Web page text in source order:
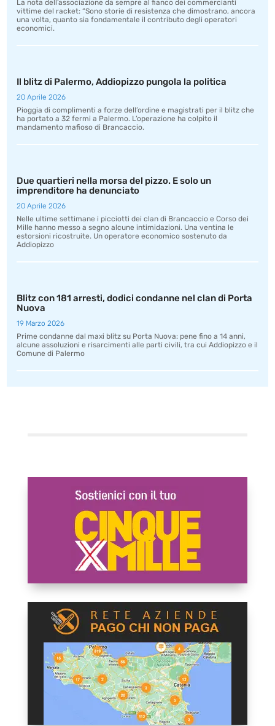
La nota dell’associazione da sempre al fianco dei commercianti
vittime del racket: “Sono storie di resistenza che dimostrano, ancora
una volta, quanto sia fondamentale il contributo degli operatori
economici.
Il blitz di Palermo, Addiopizzo pungola la politica
20 Aprile 2026
Pioggia di complimenti a forze dell’ordine e magistrati per il blitz che
ha portato a 32 fermi a Palermo. L’operazione ha colpito il
mandamento mafioso di Brancaccio.
Due quartieri nella morsa del pizzo. E solo un
imprenditore ha denunciato
20 Aprile 2026
Nelle ultime settimane i picciotti dei clan di Brancaccio e Corso dei
Mille hanno messo a segno alcune intimidazioni. Una ventina le
estorsioni ricostruite. Un operatore economico sostenuto da
Addiopizzo
Blitz con 181 arresti, dodici condanne nel clan di Porta
Nuova
19 Marzo 2026
Prime condanne dal maxi blitz su Porta Nuova: pene fino a 14 anni,
alcune assoluzioni e risarcimenti alle parti civili, tra cui Addiopizzo e il
Comune di Palermo